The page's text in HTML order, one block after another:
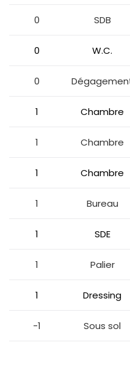
0 SDB
0 W.C.
0
1 Chambre
1 Chambre
1 Chambre
1 Bureau
1 SDE
1 Palier
1 Dressing
-1 Sous sol